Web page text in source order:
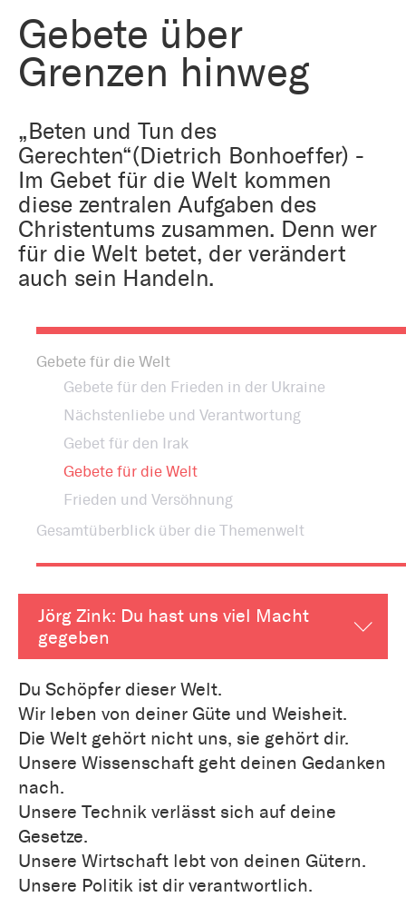
Gebete über
Grenzen hinweg
„Beten und Tun des
Gerechten“(Dietrich Bonhoeffer) -
Im Gebet für die Welt kommen
diese zentralen Aufgaben des
Christentums zusammen. Denn wer
für die Welt betet, der verändert
auch sein Handeln.
Gebete für die Welt
Gebete für den Frieden in der Ukraine
Nächstenliebe und Verantwortung
Gebet für den Irak
Gebete für die Welt
Frieden und Versöhnung
Gesamtüberblick über die Themenwelt
Jörg Zink: Du hast uns viel Macht
gegeben
Du Schöpfer dieser Welt.
Wir leben von deiner Güte und Weisheit.
Die Welt gehört nicht uns, sie gehört dir.
Unsere Wissenschaft geht deinen Gedanken
nach.
Unsere Technik verlässt sich auf deine
Gesetze.
Unsere Wirtschaft lebt von deinen Gütern.
Unsere Politik ist dir verantwortlich.
Kirche und Geld
Reformprozess PUK
Arbeiten bei der Kirche
Kirchenjahr
Religion in der Schule
Kunst
Aktiv gegen Missbrauch
Tourismus
Weltanschauungsfragen
Gegen Rechtsextremismus